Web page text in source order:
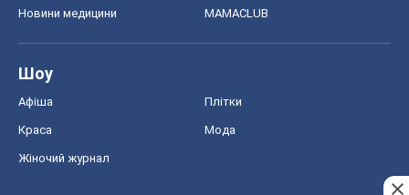
Новини медицини MAMACLUB
Шоу
Афіша Плітки
Краса Мода
Жіночий журнал